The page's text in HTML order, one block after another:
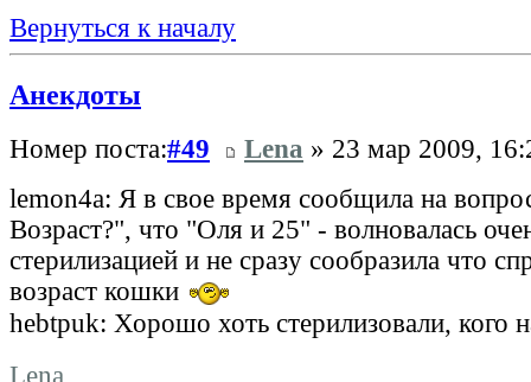
Вернуться к началу
Анекдоты
Номер поста:#49 Lena » 23 мар 2009,
lemon4a: Я в свое время сообщила на
Возраст?", что "Оля и 25" - волновалась
стерилизацией и не сразу сообразила что
возраст кошки
hebtpuk: Хорошо хоть стерилизовали, кого
Lena